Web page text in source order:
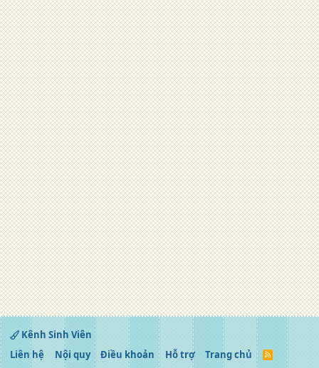
Kênh Sinh Viên
Liên hệ
Nội quy Điều khoản Hỗ trợ Trang chủ
R